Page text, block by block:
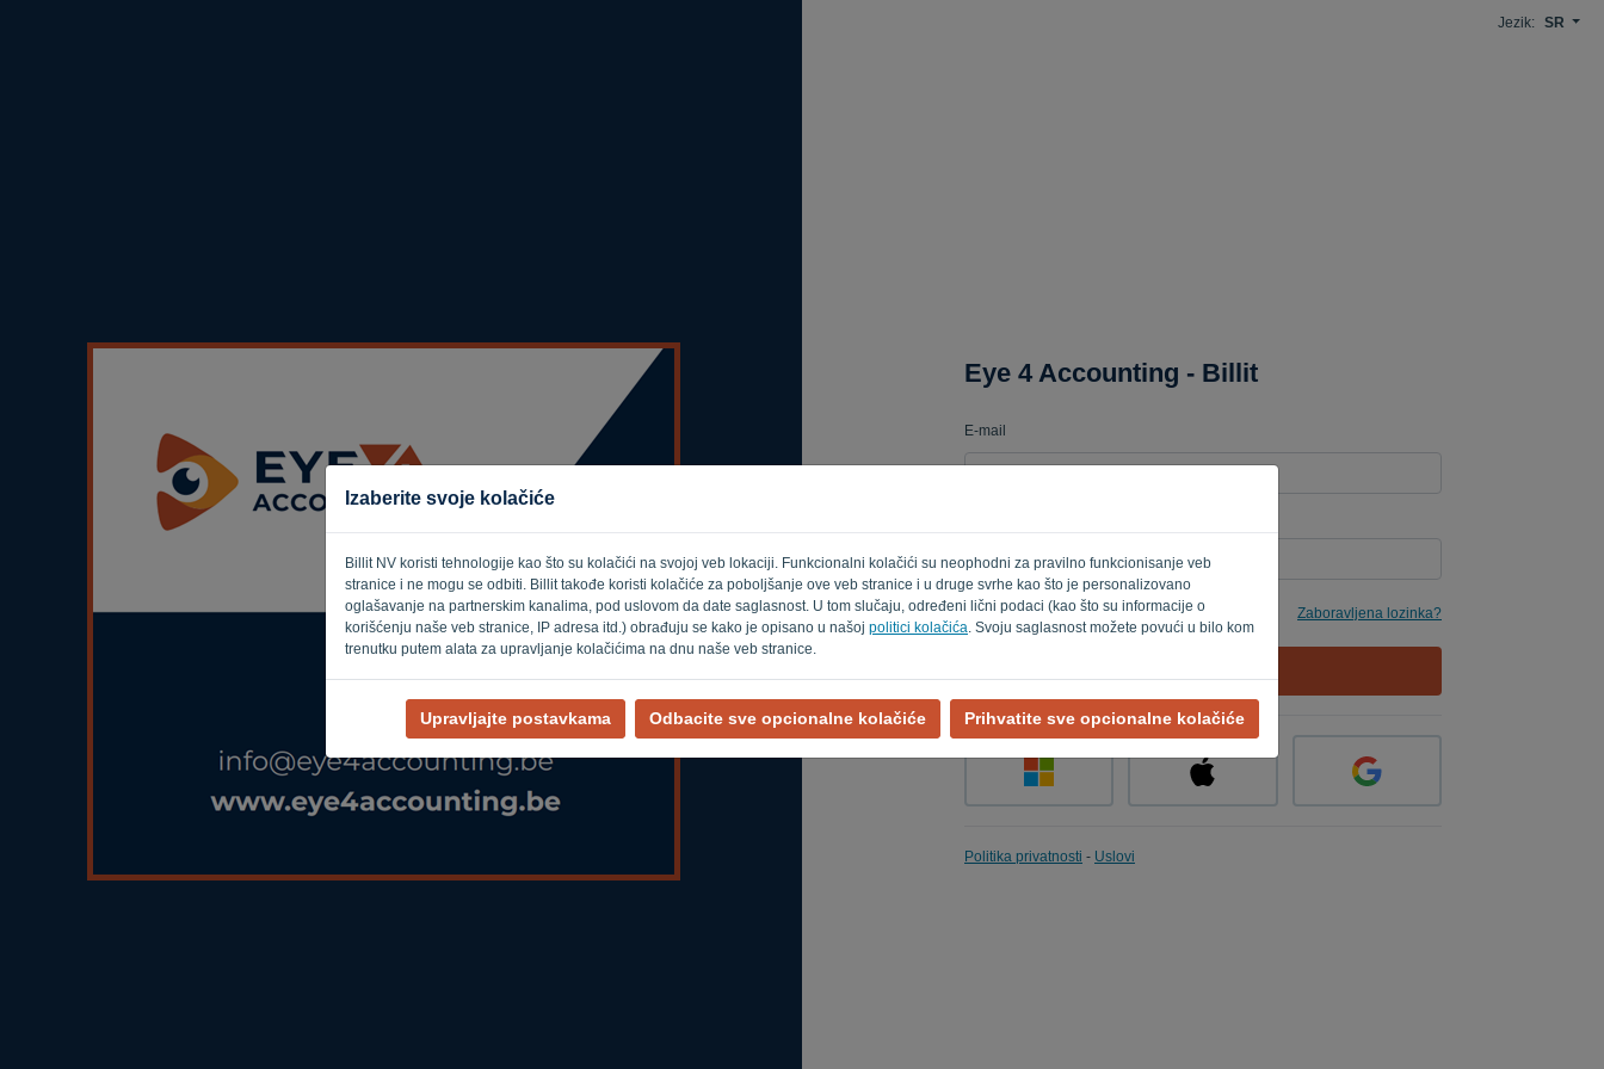
Izaberite svoje kolačiće
Billit NV koristi tehnologije kao što su kolačići na svojoj veb lokaciji. Funkcionalni kolačići su neophodni za pravilno funkcionisanje veb
stranice i ne mogu se odbiti. Billit takođe koristi kolačiće za poboljšanje ove veb stranice i u druge svrhe kao što je personalizovano
oglašavanje na partnerskim kanalima, pod uslovom da date saglasnost. U tom slučaju, određeni lični podaci (kao što su informacije o
korišćenju naše veb stranice, IP adresa itd.) obrađuju se kako je opisano u našoj politici kolačića . Svoju saglasnost možete povući u bilo kom
trenutku putem alata za upravljanje kolačićima na dnu naše veb stranice.
Upravljajte postavkama Odbacite sve opcionalne kolačiće Prihvatite sve opcionalne kolačiće
Jezik: SR
Eye 4 Accounting - Billit
E-mail
Zapamti me Zaboravljena lozinka?
Politika privatnosti - Uslovi